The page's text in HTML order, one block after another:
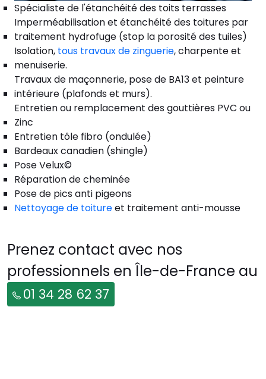
Spécialiste de l'étanchéité des toits terrasses
Imperméabilisation et étanchéité des toitures par
traitement hydrofuge (stop la porosité des tuiles)
Isolation, tous travaux de zinguerie, charpente et
menuiserie.
Travaux de maçonnerie, pose de BA13 et peinture
intérieure (plafonds et murs).
Entretien ou remplacement des gouttières PVC ou
Zinc
Entretien tôle fibro (ondulée)
Bardeaux canadien (shingle)
Pose Velux©
Réparation de cheminée
Pose de pics anti pigeons
Nettoyage de toitureet traitement anti-mousse
Prenez contact avec nos
professionnels en Île-de-France au
01 34 28 62 37